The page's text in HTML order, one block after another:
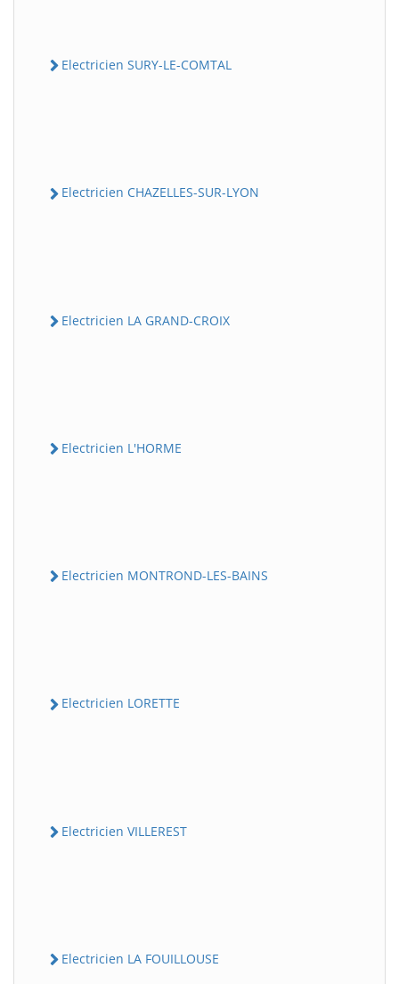
Electricien SURY-LE-COMTAL
Electricien CHAZELLES-SUR-LYON
Electricien LA GRAND-CROIX
Electricien L'HORME
Electricien MONTROND-LES-BAINS
Electricien LORETTE
Electricien VILLEREST
Electricien LA FOUILLOUSE